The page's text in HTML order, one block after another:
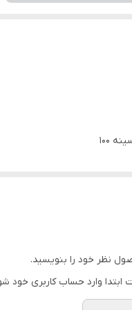
نظر خود را بنویسید.
ابتدا وارد حساب کاربری خود